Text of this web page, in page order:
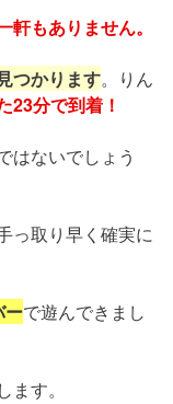
もありません。
つかります。りん
23分で到着！
はないでしょう
っ取り早く確実に
ーで遊んできまし
す。